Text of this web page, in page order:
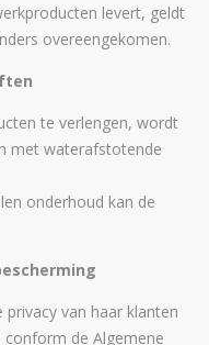
levert, geldt
overeengekomen.
te verlengen, wordt
met waterafstotende
onderhoud kan de
van haar klanten
de Algemene